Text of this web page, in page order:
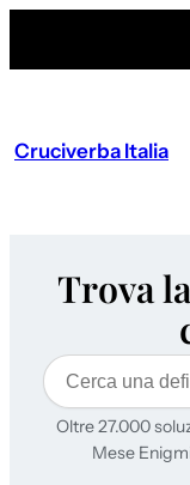
Cruciverba Italia
Trova
Cerca
Oltre 27.000
Mese